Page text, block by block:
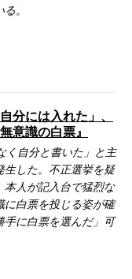
。
分には入れた」、
意識の白票』
く自分と書いた」と主
生した。不正選挙を疑
本人が記入台で猛烈な
に白票を投じる姿が確
手に白票を選んだ」可